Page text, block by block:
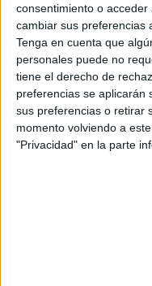
consentimiento o
cambiar sus preferencias
Tenga en cuenta que
personales puede no
tiene el derecho de
preferencias se aplicarán
sus preferencias o retirar
momento volviendo a
"Privacidad" en la parte
¿Qué quieres
Escribe aquí las dudas
respondieran: plazos